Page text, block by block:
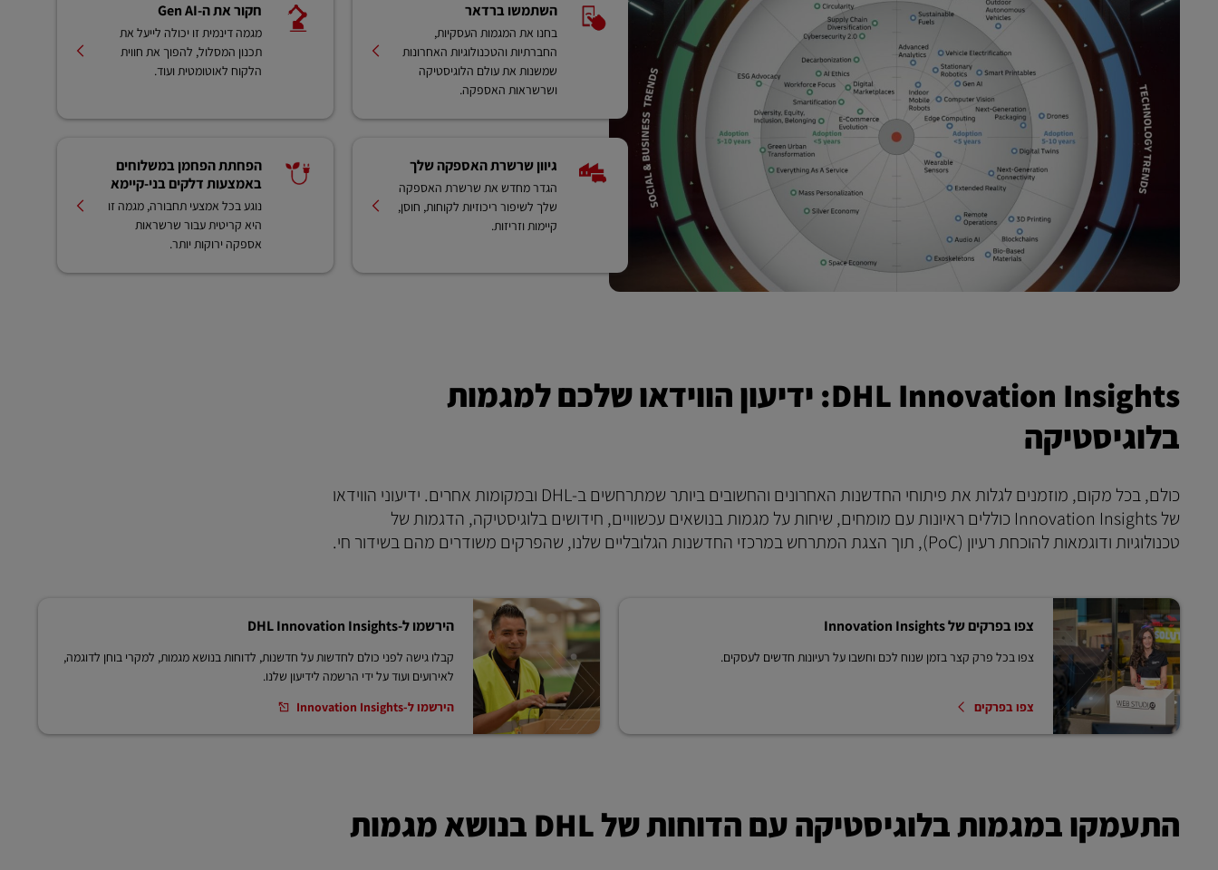
השתמשו ברדאר
בחנו את המגמות העסקיות,
החברתיות והטכנולוגיות האחרונות
שמשנות את עולם הלוגיסטיקה
ושרשראות האספקה.
חקור את ה-Gen AI
מגמה דינמית זו יכולה לייעל את
תכנון המסלול, להפוך את חווית
הלקוח לאוטומטית ועוד.
גיוון שרשרת האספקה ​​שלך
הגדר מחדש את שרשרת האספקה ​​
שלך לשיפור ריכוזיות לקוחות, חוסן,
קיימות וזריזות.
הפחתת הפחמן במשלוחים
באמצעות דלקים בני-קיימא
נוגע בכל אמצעי תחבורה, מגמה זו
היא קריטית עבור שרשראות
אספקה ​​ירוקות יותר.
DHL Innovation Insights: ידיעון הווידאו שלכם למגמות
בלוגיסטיקה
כולם, בכל מקום, מוזמנים לגלות את פיתוחי החדשנות האחרונים והחשובים ביותר שמתרחשים ב-DHL ובמקומות אחרים. ידיעוני הווידאו
של Innovation Insights כוללים ראיונות עם מומחים, שיחות על מגמות בנושאים עכשוויים, חידושים בלוגיסטיקה, הדגמות של
טכנולוגיות ודוגמאות להוכחת רעיון (PoC), תוך הצגת המתרחש במרכזי החדשנות הגלובליים שלנו, שהפרקים משודרים מהם בשידור חי.
צפו בפרקים של Innovation Insights
צפו בכל פרק קצר בזמן שנוח לכם וחשבו על רעיונות חדשים לעסקים.
צפו בפרקים
הירשמו ל-DHL Innovation Insights
קבלו גישה לפני כולם לחדשות על חדשנות, לדוחות בנושא מגמות, למקרי בוחן לדוגמה,
לאירועים ועוד על ידי הרשמה לידיעון שלנו.
הירשמו ל-Innovation Insights
התעמקו במגמות בלוגיסטיקה עם הדוחות של DHL בנושא מגמות